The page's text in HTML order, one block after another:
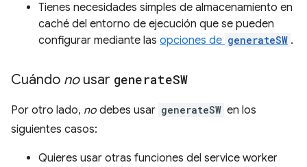
Tienes necesidades simples de almacenamiento en
caché del entorno de ejecución que se pueden
configurar mediante las opciones de generateSW .
Cuándo nousar generateSW
Por otro lado, no debes usar generateSW en los
siguientes casos:
Quieres usar otras funciones del service worker